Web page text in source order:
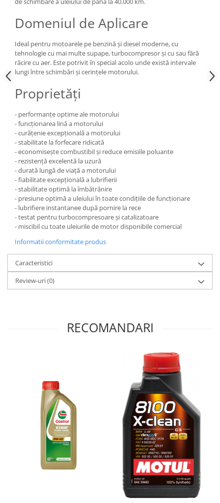
Domeniul de Aplicare
Ideal pentru motoarele pe benzină și diesel moderne, cu
tehnologie cu mai multe supape, turbocompresor și cu sau fără
răcire cu aer. Este potrivit în special acolo unde există intervale
lungi între schimbări și cerințele motorului.
Proprietăți
- performanțe optime ale motorului
- funcționarea lină a motorului
- curățenie excepțională a motorului
- stabilitate la forfecare ridicată
- economisește combustibil și reduce emisiile poluante
- rezistență excelentă la uzură
- durată lungă de viață a motorului
- fiabilitate excepțională a lubrifierii
- stabilitate optimă la îmbătrânire
- presiune optimă a uleiului în toate condițiile de funcționare
- lubrifiere instantanee după pornire la rece
- testat pentru turbocompresoare și catalizatoare
- miscibil cu toate uleiurile de motor disponibile comercial
Informatii conformitate produs
Caracteristici
Review-uri(0)
RECOMANDARI